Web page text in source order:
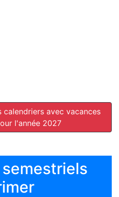
calendriers avec vacances
l'année 2027